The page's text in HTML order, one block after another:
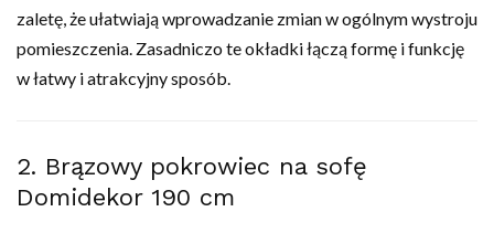
zaletę, że ułatwiają wprowadzanie zmian w ogólnym wystroju
pomieszczenia. Zasadniczo te okładki łączą formę i funkcję
w łatwy i atrakcyjny sposób.
2. Brązowy pokrowiec na sofę
Domidekor 190 cm